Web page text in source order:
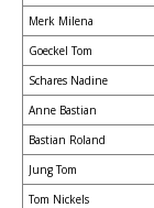
Merk Milena
Goeckel Tom
Schares Nadine
Anne Bastian
Bastian Roland
Jung Tom
Tom Nickels